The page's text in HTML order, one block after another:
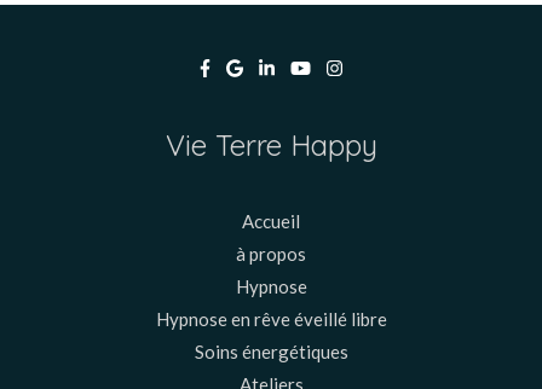
Vie Terre Happy
Accueil
à propos
Hypnose
Hypnose en rêve éveillé libre
Soins énergétiques
Ateliers